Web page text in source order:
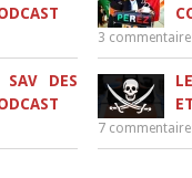
3
DES
7